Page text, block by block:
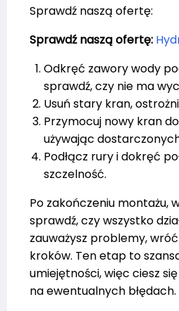
Sprawdź naszą ofertę:
Sprawdź naszą ofertę:
Odkręć zawory wody
sprawdź, czy nie ma
Usuń stary kran,
Przymocuj nowy kran
używając
Podłącz rury i dokręć
szczelność.
Po zakończeniu montażu,
sprawdź, czy wszystko
zauważysz problemy,
kroków. Ten etap to
umiejętności, więc ciesz
na ewentualnych błędach.